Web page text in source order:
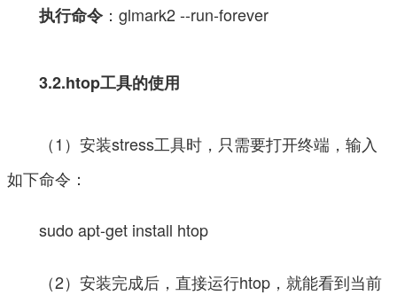
执行命令：glmark2 --run-forever
3.2.htop工具的使用
（1）安装stress工具时，只需要打开终端，输入
如下命令：
sudo apt-get install htop
（2）安装完成后，直接运行htop，就能看到当前